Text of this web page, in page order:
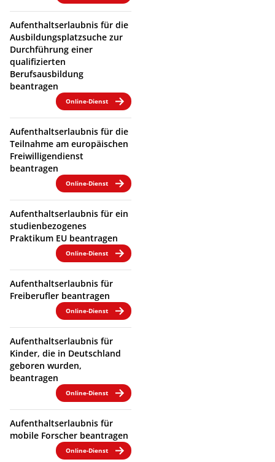
Aufenthaltserlaubnis für die
Ausbildungsplatzsuche zur
Durchführung einer
qualifizierten
Berufsausbildung
beantragen
Online-Dienst
Aufenthaltserlaubnis für die
Teilnahme am europäischen
Freiwilligendienst
beantragen
Online-Dienst
Aufenthaltserlaubnis für ein
studienbezogenes
Praktikum EU beantragen
Online-Dienst
Aufenthaltserlaubnis für
Freiberufler beantragen
Online-Dienst
Aufenthaltserlaubnis für
Kinder, die in Deutschland
geboren wurden,
beantragen
Online-Dienst
Aufenthaltserlaubnis für
mobile Forscher beantragen
Online-Dienst